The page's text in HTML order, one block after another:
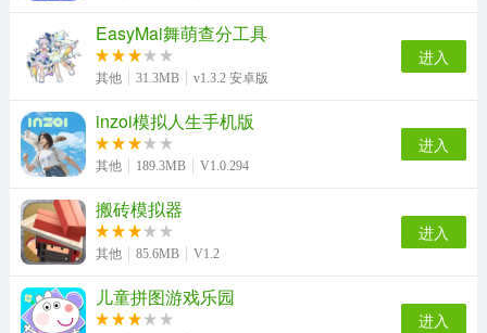
EasyMai舞萌查分工具
其他 31.3MB v1.3.2 安卓版
进入
inzoi模拟人生手机版
其他 189.3MB V1.0.294
进入
搬砖模拟器
其他 85.6MB V1.2
进入
儿童拼图游戏乐园
进入